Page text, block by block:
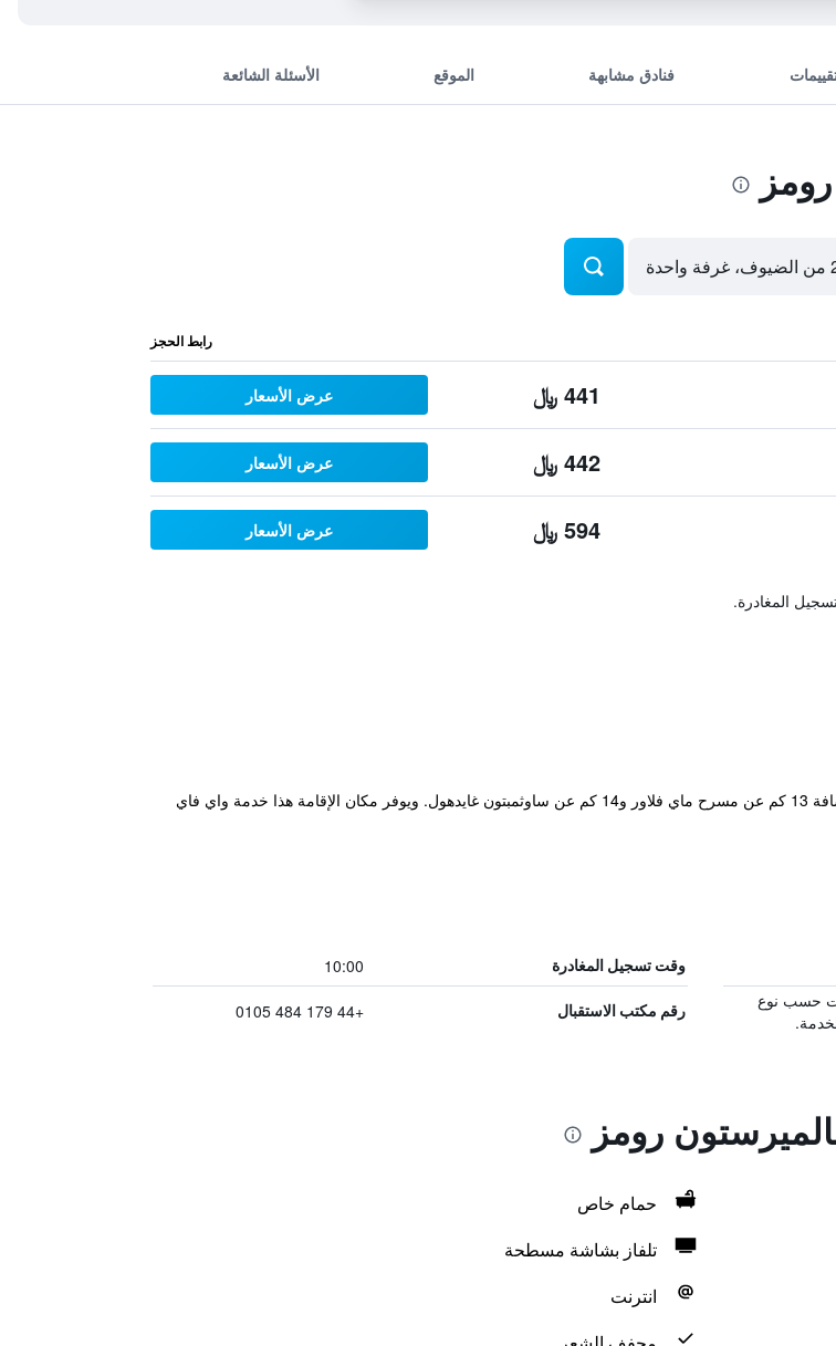
فنادق مشابهة الموقع الأسئلة الشائعة
واحدة
رابط الحجز
441 ﷼ عرض الأسعار
442 ﷼ عرض الأسعار
594 ﷼ عرض الأسعار
المغادرة.
يقع مكان إقامة "The Palmerston Rooms" في رومسي، ويبعد مسافة 13 كم عن مسرح ماي فلاور و14 كم عن ساوثمبتون غايدهول. ويوفر مكان الإقامة هذا خدمة واي فاي
وقت تسجيل المغادرة 10:00
حسب نوع
رقم مكتب الاستقبال +44 179 484 0105
رومز
حمام خاص
تلفاز بشاشة مسطحة
انترنت